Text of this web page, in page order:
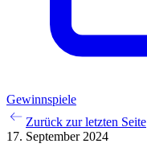
Gewinnspiele
Zurück zur letzten Seite
17. September 2024